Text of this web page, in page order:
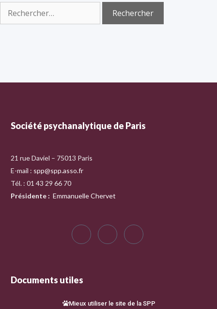
Société psychanalytique de Paris
21 rue Daviel – 75013 Paris
E-mail : spp@spp.asso.fr
Tél. : 01 43 29 66 70
Présidente : Emmanuelle Chervet
Documents utiles
Mieux utiliser le site de la SPP